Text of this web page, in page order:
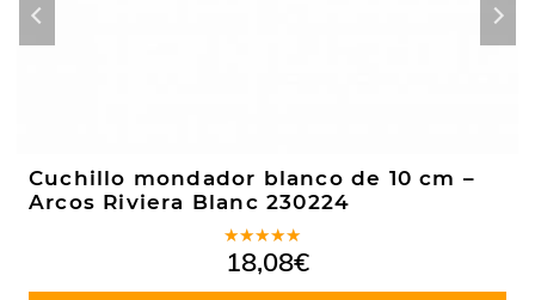
Cuchillo mondador blanco de 10 cm –
Arcos Riviera Blanc 230224
Valorado
en5.00de
5
18,08€